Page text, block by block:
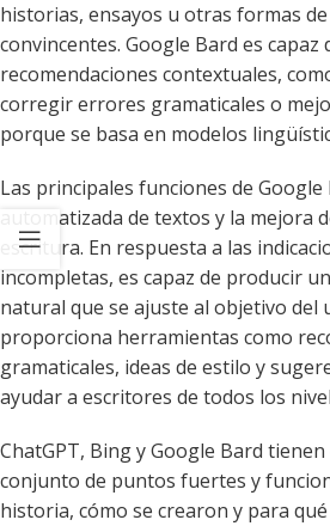
historias, ensayos u otras formas
convincentes. Google Bard es
recomendaciones contextuales,
corregir errores gramaticales o
porque se basa en modelos
Las principales funciones de
automatizada de textos y la mejora
escritura. En respuesta a las
incompletas, es capaz de producir
natural que se ajuste al objetivo del
proporciona herramientas como
gramaticales, ideas de estilo y
ayudar a escritores de todos los
ChatGPT, Bing y Google Bard
conjunto de puntos fuertes y
historia, cómo se crearon y para